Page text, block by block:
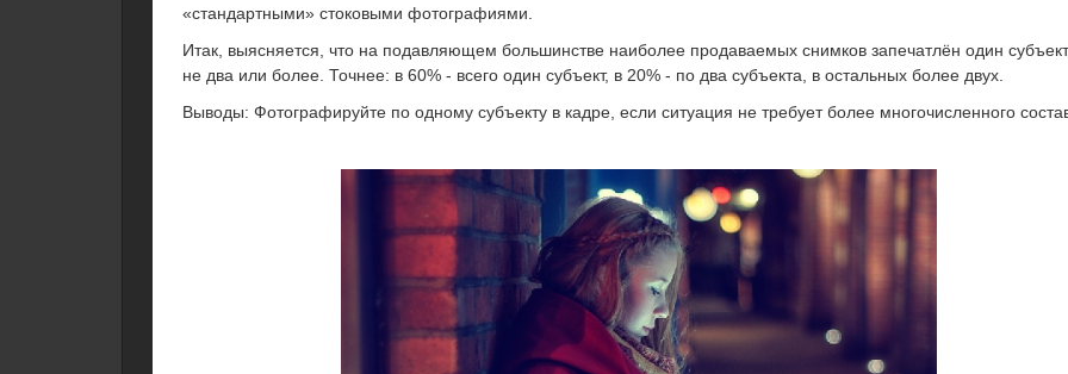
«стандартными» стоковыми фотографиями.
Итак, выясняется, что на подавляющем большинстве наиболее продаваемых снимков запечатлён один
не два или более. Точнее: в 60% - всего один субъект, в 20% - по два субъекта, в остальных более двух.
Выводы: Фотографируйте по одному субъекту в кадре, если ситуация не требует более многочисленного